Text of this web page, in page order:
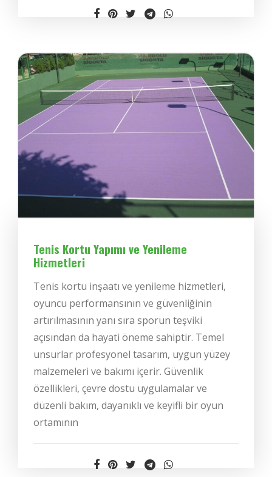
Tenis Kortu Yapımı ve Yenileme
Hizmetleri
Tenis kortu inşaatı ve yenileme hizmetleri,
oyuncu performansının ve güvenliğinin
artırılmasının yanı sıra sporun teşviki
açısından da hayati öneme sahiptir. Temel
unsurlar profesyonel tasarım, uygun yüzey
malzemeleri ve bakımı içerir. Güvenlik
özellikleri, çevre dostu uygulamalar ve
düzenli bakım, dayanıklı ve keyifli bir oyun
ortamının